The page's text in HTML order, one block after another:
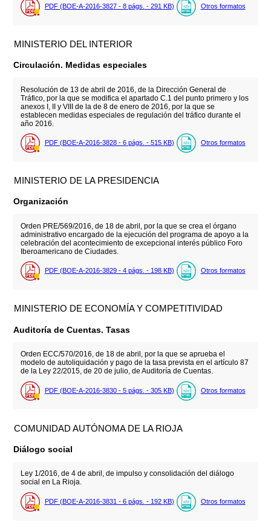
PDF (BOE-A-2016-3827 - 8 págs. - 291 KB) Otros formatos
MINISTERIO DEL INTERIOR
Circulación. Medidas especiales
Resolución de 13 de abril de 2016, de la Dirección General de
Tráfico, por la que se modifica el apartado C.1 del punto primero y los
anexos I, II y VIII de la de 8 de enero de 2016, por la que se
establecen medidas especiales de regulación del tráfico durante el
año 2016.
PDF (BOE-A-2016-3828 - 6 págs. - 515 KB) Otros formatos
MINISTERIO DE LA PRESIDENCIA
Organización
Orden PRE/569/2016, de 18 de abril, por la que se crea el órgano
administrativo encargado de la ejecución del programa de apoyo a la
celebración del acontecimiento de excepcional interés público Foro
Iberoamericano de Ciudades.
PDF (BOE-A-2016-3829 - 4 págs. - 198 KB) Otros formatos
MINISTERIO DE ECONOMÍA Y COMPETITIVIDAD
Auditoría de Cuentas. Tasas
Orden ECC/570/2016, de 18 de abril, por la que se aprueba el
modelo de autoliquidación y pago de la tasa prevista en el artículo 87
de la Ley 22/2015, de 20 de julio, de Auditoría de Cuentas.
PDF (BOE-A-2016-3830 - 5 págs. - 305 KB) Otros formatos
COMUNIDAD AUTÓNOMA DE LA RIOJA
Diálogo social
Ley 1/2016, de 4 de abril, de impulso y consolidación del diálogo
social en La Rioja.
PDF (BOE-A-2016-3831 - 6 págs. - 192 KB) Otros formatos